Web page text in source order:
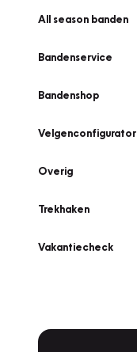
All season banden
Bandenservice
Bandenshop
Velgenconfigurator
Overig
Trekhaken
Vakantiecheck